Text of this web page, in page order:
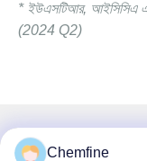
* ইউএসটিআর, আইসিসিএ
(2024 Q2)
দ্রুত যোগাযোগ
Chemfine